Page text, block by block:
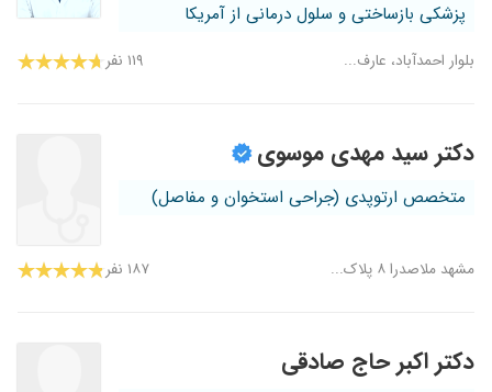
پزشکی بازساختی و سلول درمانی از آمریکا
بلوار احمدآباد، عارف... ۱۱۹ نفر
دکتر سید مهدی موسوی
متخصص ارتوپدی (جراحی استخوان و مفاصل)
مشهد ملاصدرا ۸ پلاک... ۱۸۷ نفر
دکتر اکبر حاج صادقی